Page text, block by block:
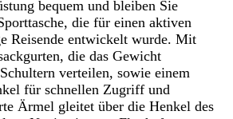
bequem und bleiben Sie
die für einen aktiven
Reisende entwickelt wurde. Mit
die das Gewicht
verteilen, sowie einem
für schnellen Zugriff und
Ärmel gleitet über die Henkel des